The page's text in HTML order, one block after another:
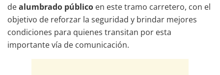
dealumbrado público en este tramo carretero, con el
objetivo de reforzar la seguridad y brindar mejores
condiciones para quienes transitan por esta
importante vía de comunicación.